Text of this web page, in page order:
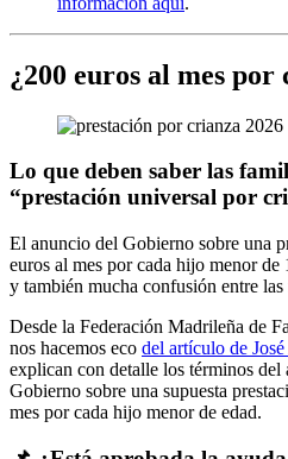
¿200 euros al mes por
Lo que deben saber las
“prestación universal por
El anuncio del Gobierno sobre una
euros al mes por cada hijo menor
y también mucha confusión entre
Desde la Federación Madrileña de
nos hacemos eco del artículo de
explican con detalle los términos del
Gobierno sobre una supuesta
mes por cada hijo menor de edad.